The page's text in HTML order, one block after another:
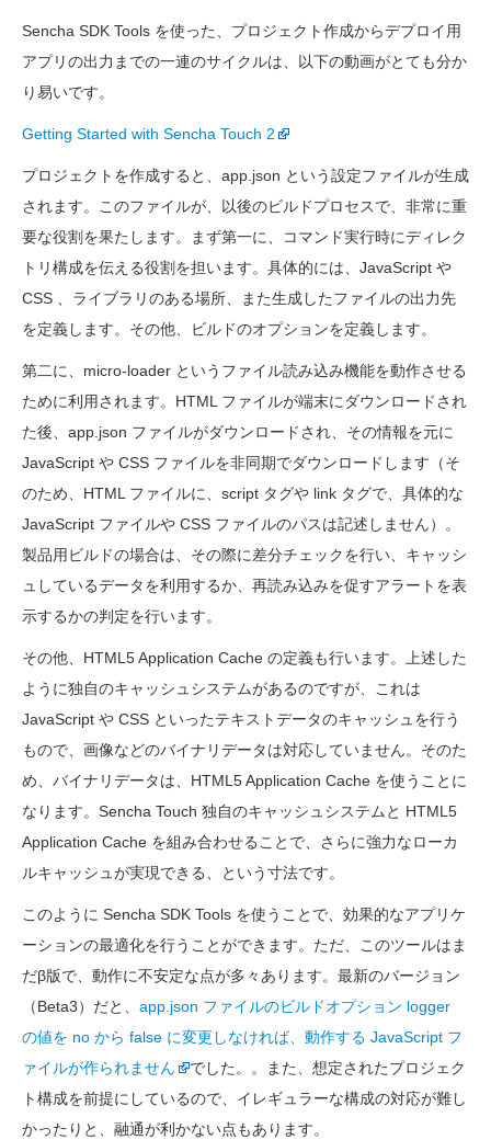
Sencha SDK Tools を使った、プロジェクト作成からデプロイ用
アプリの出力までの一連のサイクルは、以下の動画がとても分か
り易いです。
Getting Started with Sencha Touch 2
プロジェクトを作成すると、app.json という設定ファイルが生成
されます。このファイルが、以後のビルドプロセスで、非常に重
要な役割を果たします。まず第一に、コマンド実行時にディレク
トリ構成を伝える役割を担います。具体的には、JavaScript や
CSS 、ライブラリのある場所、また生成したファイルの出力先
を定義します。その他、ビルドのオプションを定義します。
第二に、micro-loader というファイル読み込み機能を動作させる
ために利用されます。HTML ファイルが端末にダウンロードされ
た後、app.json ファイルがダウンロードされ、その情報を元に
JavaScript や CSS ファイルを非同期でダウンロードします（そ
のため、HTML ファイルに、script タグや link タグで、具体的な
JavaScript ファイルや CSS ファイルのパスは記述しません）。
製品用ビルドの場合は、その際に差分チェックを行い、キャッシ
ュしているデータを利用するか、再読み込みを促すアラートを表
示するかの判定を行います。
その他、HTML5 Application Cache の定義も行います。上述した
ように独自のキャッシュシステムがあるのですが、これは
JavaScript や CSS といったテキストデータのキャッシュを行う
もので、画像などのバイナリデータは対応していません。そのた
め、バイナリデータは、HTML5 Application Cache を使うことに
なります。Sencha Touch 独自のキャッシュシステムと HTML5
Application Cache を組み合わせることで、さらに強力なローカ
ルキャッシュが実現できる、という寸法です。
このように Sencha SDK Tools を使うことで、効果的なアプリケ
ーションの最適化を行うことができます。ただ、このツールはま
だβ版で、動作に不安定な点が多々あります。最新のバージョン
（Beta3）だと、 app.json ファイルのビルドオプション logger
の値を no から false に変更しなければ、動作する JavaScript フ
ァイルが作られません
でした。。また、想定されたプロジェク
ト構成を前提にしているので、イレギュラーな構成の対応が難し
かったりと、融通が利かない点もあります。